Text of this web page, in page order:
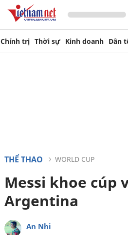
Chính trị Thời sự Kinh doanh Dân
THỂ THAO WORLD CUP
Messi khoe cúp
Argentina
An Nhi